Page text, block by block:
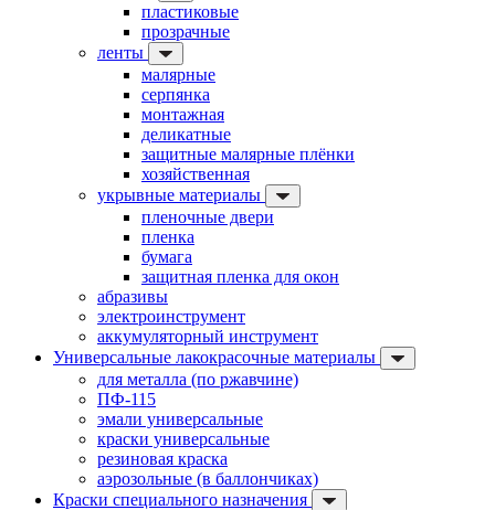
пластиковые
прозрачные
ленты
малярные
серпянка
монтажная
деликатные
защитные малярные плёнки
хозяйственная
укрывные материалы
пленочные двери
пленка
бумага
защитная пленка для окон
абразивы
электроинструмент
аккумуляторный инструмент
Универсальные лакокрасочные материалы
для металла (по ржавчине)
ПФ-115
эмали универсальные
краски универсальные
резиновая краска
аэрозольные (в баллончиках)
Краски специального назначения